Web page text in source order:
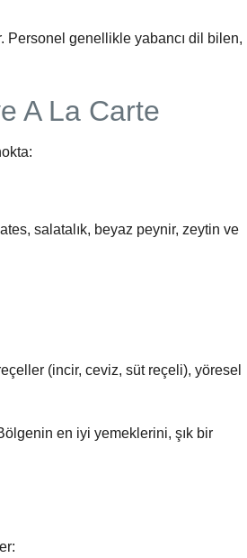
Personel genellikle yabancı dil bilen,
A La Carte
salatalık, beyaz peynir, zeytin ve
(incir, ceviz, süt reçeli), yöresel
en iyi yemeklerini, şık bir